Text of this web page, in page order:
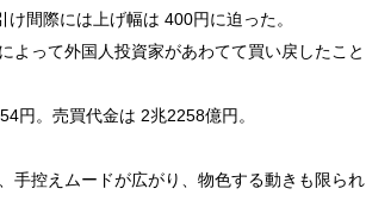
間際には上げ幅は 400円に迫った。
よって外国人投資家があわてて買い戻したこと
円。売買代金は 2兆2258億円。
手控えムードが広がり、物色する動きも限られ